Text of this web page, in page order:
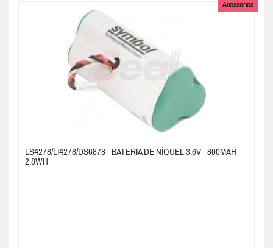
Acessórios
LS4278/LI4278/DS6878 - BATERIA DE NÍQUEL 3.6V - 800MAH -
2.8WH